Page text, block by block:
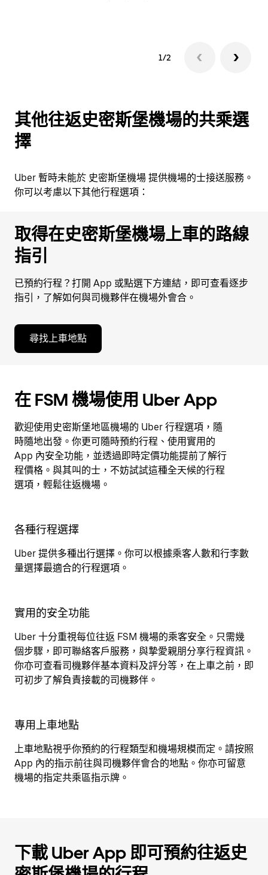
1/2
其他往返史密斯堡機場的共乘選
擇
Uber 暫時未能於 史密斯堡機場 提供機場的士接送服務。
你可以考慮以下其他行程選項：
取得在史密斯堡機場上車的路線
指引
已預約行程？打開 App 或點選下方連結，即可查看逐步
指引，了解如何與司機夥伴在機場外會合。
尋找上車地點
在 FSM 機場使用 Uber App
歡迎使用史密斯堡地區機場的 Uber 行程選項，隨
時隨地出發。你更可隨時預約行程、使用實用的
App 內安全功能，並透過即時定價功能提前了解行
程價格。與其叫的士，不妨試試這種全天候的行程
選項，輕鬆往返機場。
各種行程選擇
Uber 提供多種出行選擇。你可以根據乘客人數和行李數
量選擇最適合的行程選項。
實用的安全功能
Uber 十分重視每位往返 FSM 機場的乘客安全。只需幾
個步驟，即可聯絡客戶服務，與摯愛親朋分享行程資訊。
你亦可查看司機夥伴基本資料及評分等，在上車之前，即
可初步了解負責接載的司機夥伴。
專用上車地點
上車地點視乎你預約的行程類型和機場規模而定。請按照
App 內的指示前往與司機夥伴會合的地點。你亦可留意
機場的指定共乘區指示牌。
下載 Uber App 即可預約往返史